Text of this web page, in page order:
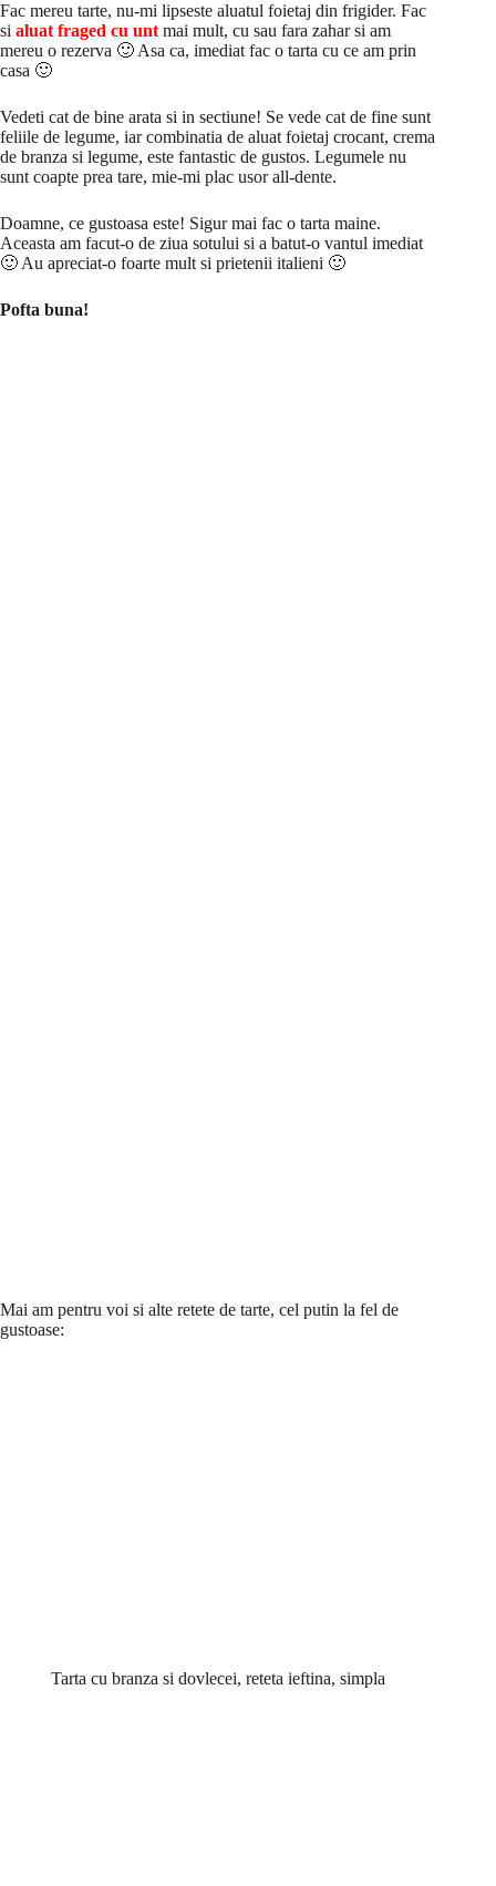
Fac mereu tarte, nu-mi lipseste aluatul foietaj din frigider. Fac
si aluat fraged cu unt mai mult, cu sau fara zahar si am
mereu o rezerva 🙂 Asa ca, imediat fac o tarta cu ce am prin
casa 🙂
Vedeti cat de bine arata si in sectiune! Se vede cat de fine sunt
feliile de legume, iar combinatia de aluat foietaj crocant, crema
de branza si legume, este fantastic de gustos. Legumele nu
sunt coapte prea tare, mie-mi plac usor all-dente.
Doamne, ce gustoasa este! Sigur mai fac o tarta maine.
Aceasta am facut-o de ziua sotului si a batut-o vantul imediat
🙂 Au apreciat-o foarte mult si prietenii italieni 🙂
Pofta buna!
Mai am pentru voi si alte retete de tarte, cel putin la fel de
gustoase:
Tarta cu branza si dovlecei, reteta ieftina, simpla